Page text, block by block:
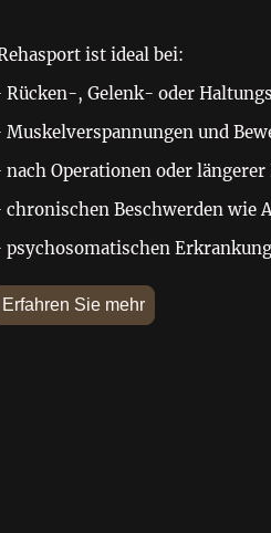
ist ideal bei:
Rücken-, Gelenk- oder
Muskelverspannungen und
nach Operationen oder
chronischen Beschwerden wie
psychosomatischen
Erfahren Sie mehr